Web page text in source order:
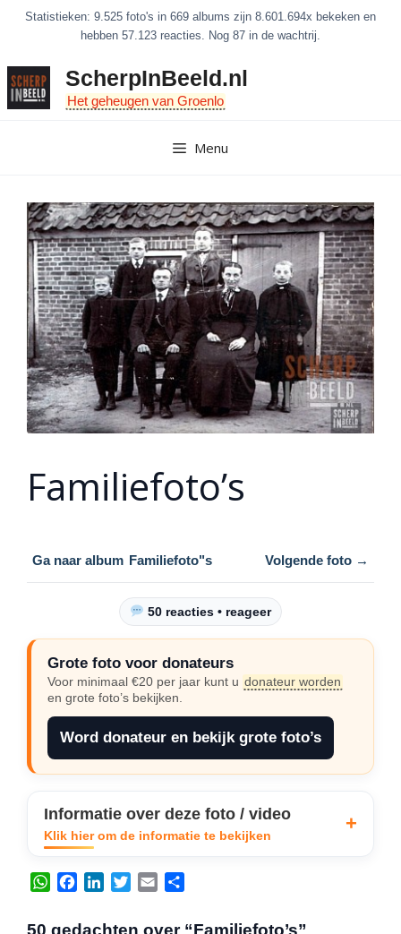
inhoud
Statistieken: 9.525 foto's in 669 albums zijn 8.601.694x bekeken en
hebben 57.123 reacties. Nog 87 in de wachtrij.
ScherpInBeeld.nl
Het geheugen van Groenlo
Menu
Familiefoto’s
Ga naar album Familiefoto"s Volgende foto →
50 reacties • reageer
Grote foto voor donateurs
Voor minimaal €20 per jaar kunt u donateur worden
en grote foto’s bekijken.
Word donateur en bekijk grote foto’s
Informatie over deze foto / video
Klik hier om de informatie te bekijken
W
c
n
l
50 gedachten over “Familiefoto’s”